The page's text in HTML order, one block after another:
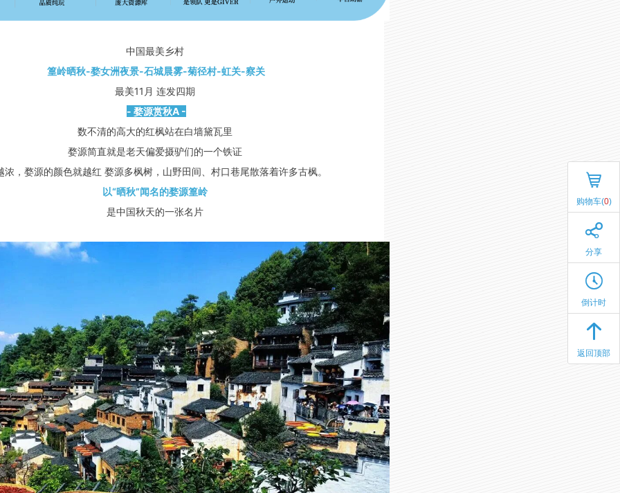
中国最美乡村
篁岭晒秋-婺女洲夜景-石城晨雾-菊径村-虹关-察关
最美11月 连发四期
- 婺源赏秋A -
数不清的高大的红枫站在白墙黛瓦里
婺源简直就是老天偏爱摄驴们的一个铁证
，婺源的颜色就越红 婺源多枫树，山野田间、村口巷尾散落着许多古枫。
以“晒秋”闻名的婺源篁岭
是中国秋天的一张名片
购物车(0)
分享
倒计时
返回顶部